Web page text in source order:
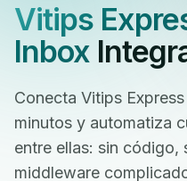
Vitips
Inbox
Conecta Vitips
minutos y automatiza
entre ellas: sin código,
middleware